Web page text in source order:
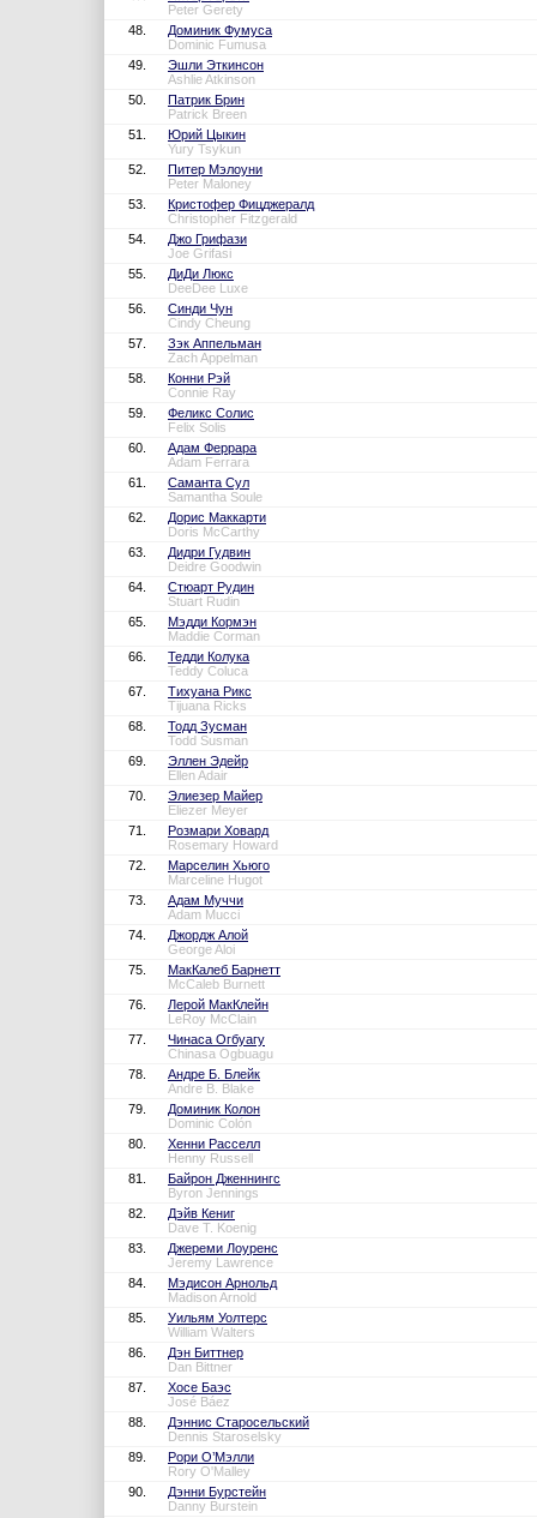
Peter Gerety
48.
Доминик Фумуса
Dominic Fumusa
49.
Эшли Эткинсон
Ashlie Atkinson
50.
Патрик Брин
Patrick Breen
51.
Юрий Цыкин
Yury Tsykun
52.
Питер Мэлоуни
Peter Maloney
53.
Кристофер Фицджералд
Christopher Fitzgerald
54.
Джо Грифази
Joe Grifasi
55.
ДиДи Люкс
DeeDee Luxe
56.
Синди Чун
Cindy Cheung
57.
Зэк Аппельман
Zach Appelman
58.
Конни Рэй
Connie Ray
59.
Феликс Солис
Felix Solis
60.
Адам Феррара
Adam Ferrara
61.
Саманта Сул
Samantha Soule
62.
Дорис Маккарти
Doris McCarthy
63.
Дидри Гудвин
Deidre Goodwin
64.
Стюарт Рудин
Stuart Rudin
65.
Мэдди Кормэн
Maddie Corman
66.
Тедди Колука
Teddy Coluca
67.
Тихуана Рикс
Tijuana Ricks
68.
Тодд Зусман
Todd Susman
69.
Эллен Эдейр
Ellen Adair
70.
Элиезер Майер
Eliezer Meyer
71.
Розмари Ховард
Rosemary Howard
72.
Марселин Хьюго
Marceline Hugot
73.
Адам Муччи
Adam Mucci
74.
Джордж Алой
George Aloi
75.
МакКалеб Барнетт
McCaleb Burnett
76.
Лерой МакКлейн
LeRoy McClain
77.
Чинаса Огбуагу
Chinasa Ogbuagu
78.
Андре Б. Блейк
Andre B. Blake
79.
Доминик Колон
Dominic Colón
80.
Хенни Расселл
Henny Russell
81.
Байрон Дженнингс
Byron Jennings
82.
Дэйв Кениг
Dave T. Koenig
83.
Джереми Лоуренс
Jeremy Lawrence
84.
Мэдисон Арнольд
Madison Arnold
85.
Уильям Уолтерс
William Walters
86.
Дэн Биттнер
Dan Bittner
87.
Хосе Баэс
José Báez
88.
Дэннис Старосельский
Dennis Staroselsky
89.
Рори О’Мэлли
Rory O'Malley
90.
Дэнни Бурстейн
Danny Burstein